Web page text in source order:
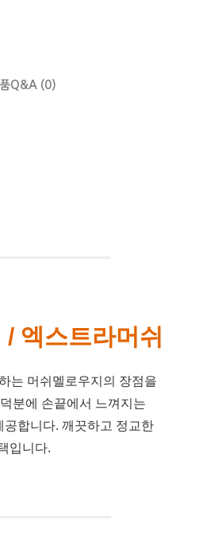
Q&A (0)
엑스트라머쉬
는 머쉬멜로우지의 장점을
분에 손끝에서 느껴지는
합니다. 깨끗하고 정교한
입니다.